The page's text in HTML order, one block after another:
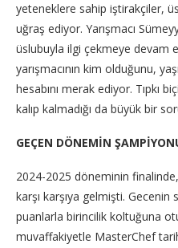
yeteneklere sahip iştirakçiler,
uğraş ediyor. Yarışmacı
üslubuyla ilgi çekmeye devam
yarışmacının kim olduğunu,
hesabını merak ediyor. Tıpkı
kalıp kalmadığı da büyük bir
GEÇEN DÖNEMİN
2024-2025 döneminin
karşı karşıya gelmişti.
puanlarla birincilik koltuğuna
muvaffakiyetle MasterChef